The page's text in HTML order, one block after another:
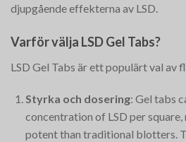
djupgående effekterna av LSD.
Varför välja LSD Gel Tabs?
LSD Gel Tabs är ett populärt val av
Styrka och dosering: Gel tabs
concentration of LSD per
potent than traditional blotters.